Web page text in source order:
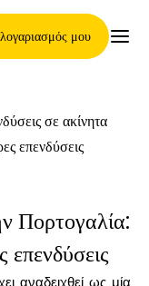
μου
σε ακίνητα
επενδύσεις
Πορτογαλία:
επενδύσεις
αναδειχθεί ως μία